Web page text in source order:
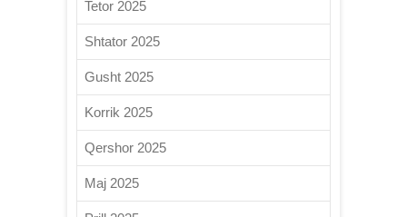
Tetor 2025
Shtator 2025
Gusht 2025
Korrik 2025
Qershor 2025
Maj 2025